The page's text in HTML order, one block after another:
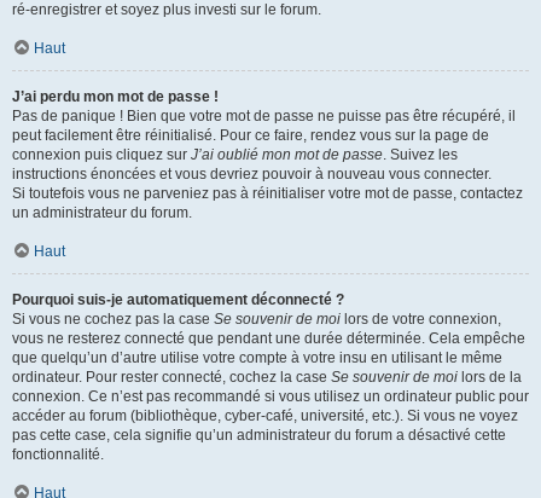
ré-enregistrer et soyez plus investi sur le forum.
Haut
J’ai perdu mon mot de passe !
Pas de panique ! Bien que votre mot de passe ne puisse pas être récupéré, il
peut facilement être réinitialisé. Pour ce faire, rendez vous sur la page de
connexion puis cliquez sur J’ai oublié mon mot de passe. Suivez les
instructions énoncées et vous devriez pouvoir à nouveau vous connecter.
Si toutefois vous ne parveniez pas à réinitialiser votre mot de passe, contactez
un administrateur du forum.
Haut
Pourquoi suis-je automatiquement déconnecté ?
Si vous ne cochez pas la case Se souvenir de moi lors de votre connexion,
vous ne resterez connecté que pendant une durée déterminée. Cela empêche
que quelqu’un d’autre utilise votre compte à votre insu en utilisant le même
ordinateur. Pour rester connecté, cochez la case Se souvenir de moi lors de la
connexion. Ce n’est pas recommandé si vous utilisez un ordinateur public pour
accéder au forum (bibliothèque, cyber-café, université, etc.). Si vous ne voyez
pas cette case, cela signifie qu’un administrateur du forum a désactivé cette
fonctionnalité.
Haut